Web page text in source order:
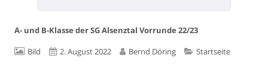
A- und B-Klasse der SG Alsenztal Vorrunde 22/23
Format
Bild
Veröffentlicht
2. August 2022 Autor
Bernd Döring Kategorien
Startseite